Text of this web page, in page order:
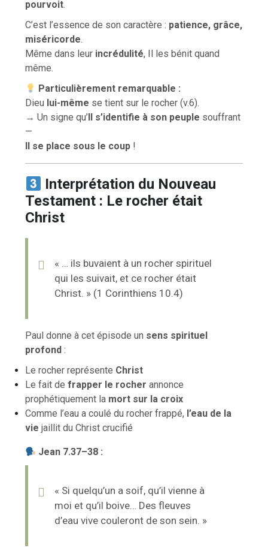
pourvoit.
C’est l’essence de son caractère : patience, grâce,
miséricorde.
Même dans leur incrédulité, Il les bénit quand
même.
Particulièrement remarquable :
Dieu lui-même se tient sur le rocher (v.6).
→ Un signe qu’ Il s’identifie à son peuple souffrant
—
Il se place sous le coup !
Interprétation du Nouveau
Testament : Le rocher était
Christ
« … ils buvaient à un rocher spirituel
qui les suivait, et ce rocher était
Christ. » (1 Corinthiens 10.4)
Paul donne à cet épisode un sens spirituel
profond :
Le rocher représente Christ
Le fait defrapper le rocher annonce
prophétiquement la mort sur la croix
Comme l’eau a coulé du rocher frappé, l’eau de la
vie jaillit du Christ crucifié
Jean 7.37–38 :
« Si quelqu’un a soif, qu’il vienne à
moi et qu’il boive… Des fleuves
d’eau vive couleront de son sein. »